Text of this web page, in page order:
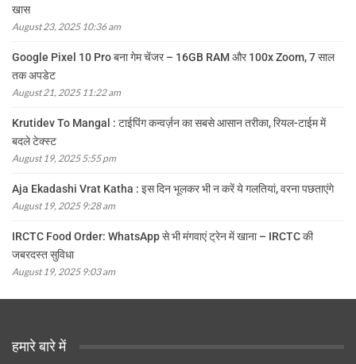
खास
August 23, 2025 10:36 am
Google Pixel 10 Pro बना गेम चेंजर – 16GB RAM और 100x Zoom, 7 साल
तक अपडेट
August 21, 2025 11:22 am
Krutidev To Mangal : टाईपिंग कन्वर्ज़न का सबसे आसान तरीका, रियल-टाईम में
बदले टेक्स्ट
August 19, 2025 5:55 pm
Aja Ekadashi Vrat Katha : इस दिन भूलकर भी न करें ये गलतियां, वरना पछताएंगे
August 19, 2025 9:28 am
IRCTC Food Order: WhatsApp से भी मंगवाएं ट्रेन में खाना – IRCTC की
जबरदस्त सुविधा
August 19, 2025 9:03 am
हमारे बारे में